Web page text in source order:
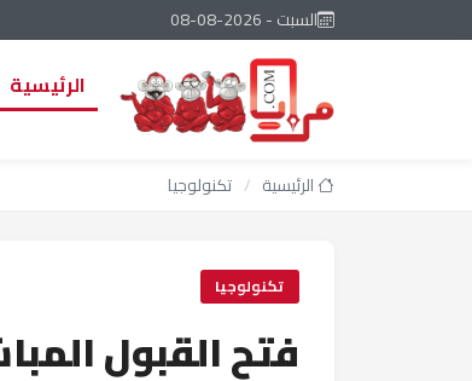
السبت - 2026-08-08
الرئيسية
الرئيسية / تكنولوجيا
تكنولوجيا
فتح القبول